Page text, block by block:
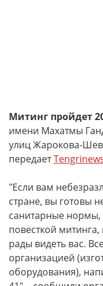
Митинг пройдет
имени Махатмы
улиц Жарокова-
передает
"Если вам
стране, вы готовы
санитарные нормы,
повесткой
рады видеть вас.
организацией
оборудования),